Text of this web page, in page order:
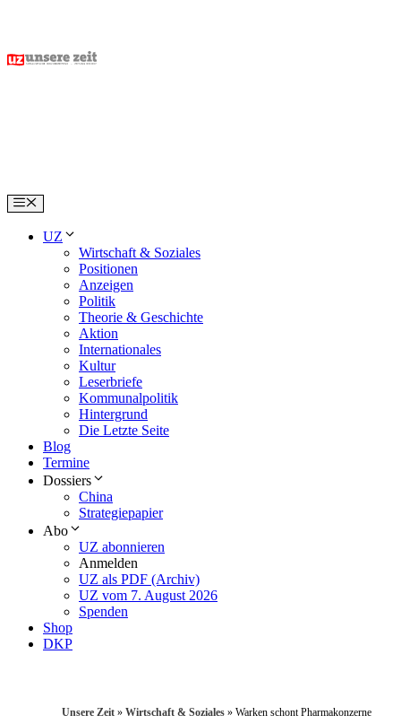
content
Menu
UZ
Wirtschaft & Soziales
Positionen
Anzeigen
Politik
Theorie & Geschichte
Aktion
Internationales
Kultur
Leserbriefe
Kommunalpolitik
Hintergrund
Die Letzte Seite
Blog
Termine
Dossiers
China
Strategiepapier
Abo
UZ abonnieren
Anmelden
UZ als PDF (Archiv)
UZ vom 7. August 2026
Spenden
Shop
DKP
Unsere Zeit » Wirtschaft & Soziales » Warken schont Pharmakonzerne